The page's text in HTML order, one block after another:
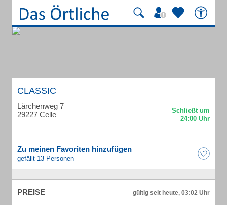
CLASSIC
Lärchenweg 7
29227 Celle
Zu meinen Favoriten hinzufügen
gefällt 13 Personen
PREISE gültig seit heute, 03:02 Uhr